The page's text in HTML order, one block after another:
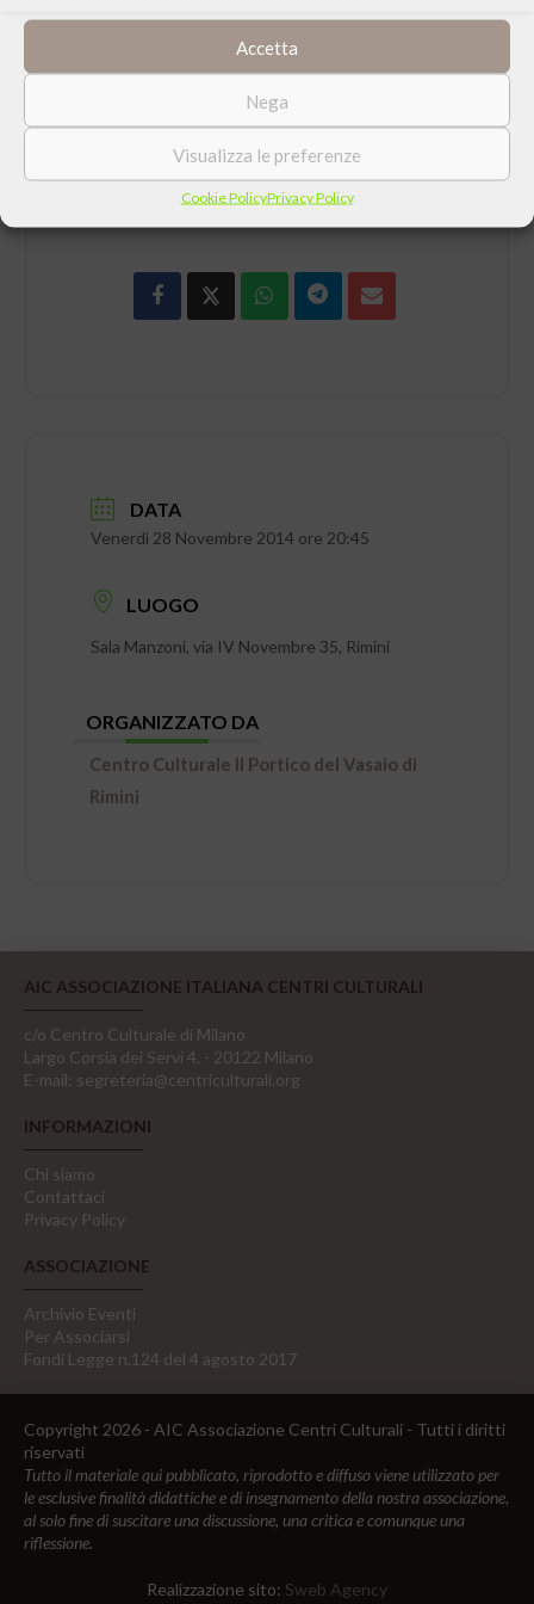
Accetta
Nega
Visualizza le preferenze
Cookie PolicyPrivacy Policy
CONDIVIDI QUESTO EVENTO
DATA
Venerdì 28 Novembre 2014 ore 20:45
LUOGO
Sala Manzoni, via IV Novembre 35, Rimini
ORGANIZZATO DA
Centro Culturale Il Portico del Vasaio di
Rimini
AIC ASSOCIAZIONE ITALIANA CENTRI CULTURALI
c/o Centro Culturale di Milano
Largo Corsia dei Servi 4, - 20122 Milano
E-mail: segreteria@centriculturali.org
INFORMAZIONI
Chi siamo
Contattaci
Privacy Policy
ASSOCIAZIONE
Archivio Eventi
Per Associarsi
Fondi Legge n.124 del 4 agosto 2017
Copyright 2026 - AIC Associazione Centri Culturali - Tutti i diritti
riservati
Tutto il materiale qui pubblicato, riprodotto e diffuso viene utilizzato per
le esclusive finalità didattiche e di insegnamento della nostra associazione,
al solo fine di suscitare una discussione, una critica e comunque una
riflessione.
Realizzazione sito: Sweb Agency